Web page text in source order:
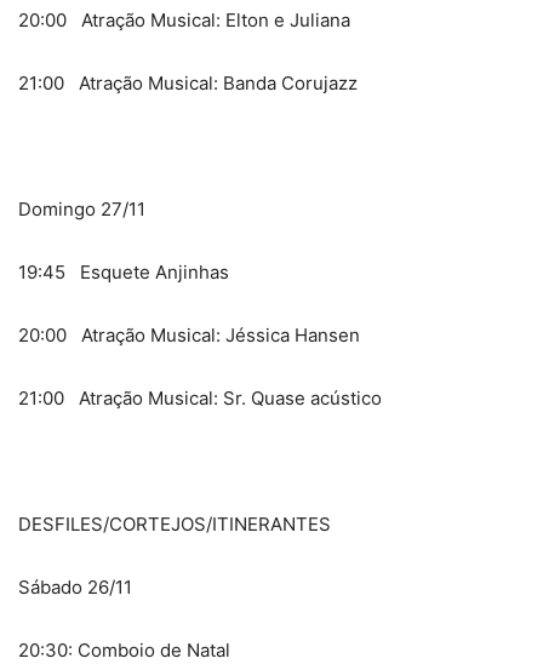
20:00 Atração Musical: Elton e Juliana
21:00 Atração Musical: Banda Corujazz
Domingo 27/11
19:45 Esquete Anjinhas
20:00 Atração Musical: Jéssica Hansen
21:00 Atração Musical: Sr. Quase acústico
DESFILES/CORTEJOS/ITINERANTES
Sábado 26/11
20:30: Comboio de Natal